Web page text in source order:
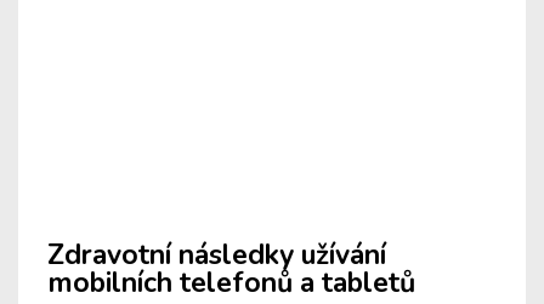
Zdravotní následky užívání
mobilních telefonů a tabletů